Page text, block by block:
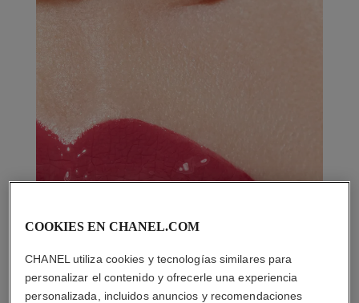
COOKIES EN CHANEL.COM
CHANEL utiliza cookies y tecnologías similares para
personalizar el contenido y ofrecerle una experiencia
personalizada, incluidos anuncios y recomendaciones